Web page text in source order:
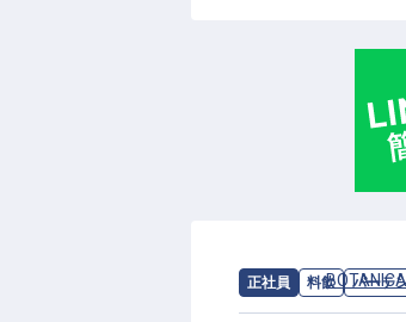
【月給28万円～】
経験・スキルを考
【経営・運営にも
運営ノウハウも
【最大10万円の引
▼サンセットタイ
でカクテルを楽し
正社員 料飲 バーテ
求人情報：